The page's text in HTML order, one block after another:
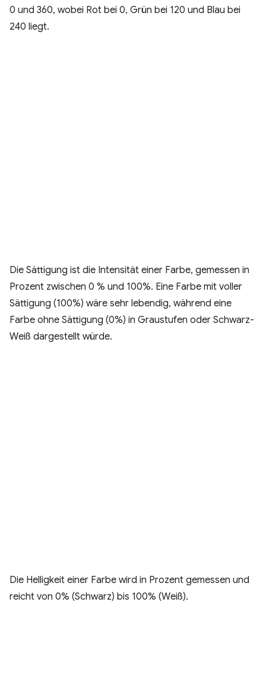
0 und 360, wobei Rot bei 0, Grün bei 120 und Blau bei
240 liegt.
Die Sättigung ist die Intensität einer Farbe, gemessen in
Prozent zwischen 0 % und 100%. Eine Farbe mit voller
Sättigung (100%) wäre sehr lebendig, während eine
Farbe ohne Sättigung (0%) in Graustufen oder Schwarz-
Weiß dargestellt würde.
Die Helligkeit einer Farbe wird in Prozent gemessen und
reicht von 0% (Schwarz) bis 100% (Weiß).